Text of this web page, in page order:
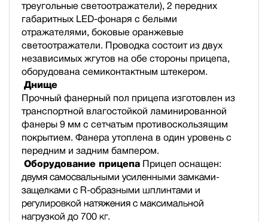
треугольные светоотражатели), 2 передних
габаритных LED-фонаря с белыми
отражателями, боковые оранжевые
светоотражатели. Проводка состоит из двух
независимых жгутов на обе стороны прицепа,
оборудована семиконтактным штекером.
Днище
Прочный фанерный пол прицепа изготовлен из
транспортной влагостойкой ламинированной
фанеры 9 мм с сетчатым противоскользящим
покрытием. Фанера утоплена в один уровень с
передним и задним бампером.
Оборудование прицепа Прицеп оснащен:
двумя самосвальными усиленными замками-
защелками с R-образными шплинтами и
регулировкой натяжения с максимальной
нагрузкой до 700 кг.